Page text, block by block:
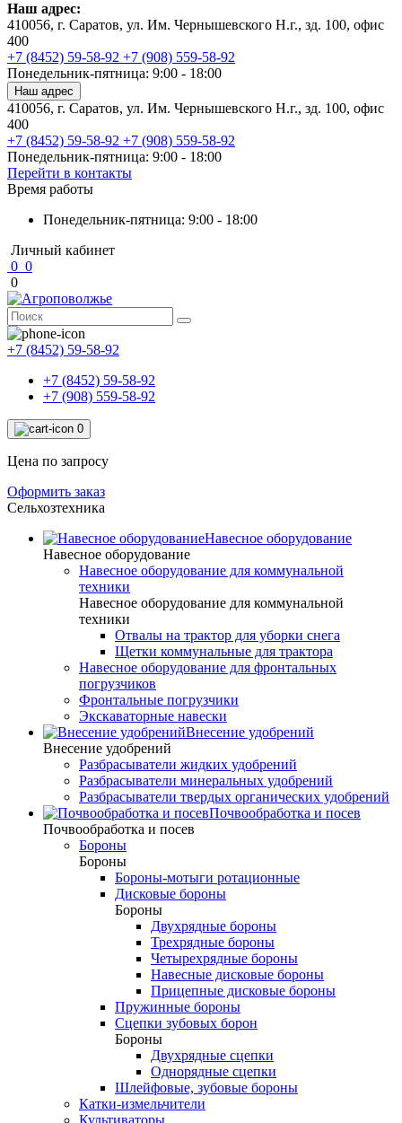
Наш адрес:
410056, г. Саратов, ул. Им. Чернышевского Н.г., зд. 100, офис
400
+7 (8452) 59-58-92 +7 (908) 559-58-92
Понедельник-пятница: 9:00 - 18:00
Наш адрес
410056, г. Саратов, ул. Им. Чернышевского Н.г., зд. 100, офис
400
+7 (8452) 59-58-92 +7 (908) 559-58-92
Понедельник-пятница: 9:00 - 18:00
Перейти в контакты
Время работы
Понедельник-пятница: 9:00 - 18:00
Личный кабинет
0 0
0
+7 (8452) 59-58-92
+7 (8452) 59-58-92
+7 (908) 559-58-92
0
Цена по запросу
Оформить заказ
Сельхозтехника
Навесное оборудование
Навесное оборудование
Навесное оборудование для коммунальной
техники
Навесное оборудование для коммунальной
техники
Отвалы на трактор для уборки снега
Щетки коммунальные для трактора
Навесное оборудование для фронтальных
погрузчиков
Фронтальные погрузчики
Экскаваторные навески
Внесение удобрений
Внесение удобрений
Разбрасыватели жидких удобрений
Разбрасыватели минеральных удобрений
Разбрасыватели твердых органических удобрений
Почвообработка и посев
Почвообработка и посев
Бороны
Бороны
Бороны-мотыги ротационные
Дисковые бороны
Бороны
Двухрядные бороны
Трехрядные бороны
Четырехрядные бороны
Навесные дисковые бороны
Прицепные дисковые бороны
Пружинные бороны
Сцепки зубовых борон
Бороны
Двухрядные сцепки
Однорядные сцепки
Шлейфовые, зубовые бороны
Катки-измельчители
Культиваторы